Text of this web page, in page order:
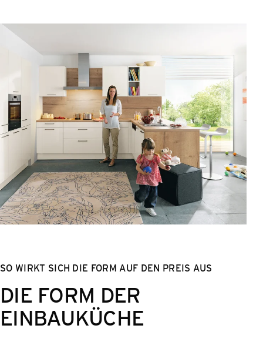
SO WIRKT SICH DIE FORM AUF DEN PREIS AUS
DIE FORM DER
EINBAUKÜCHE